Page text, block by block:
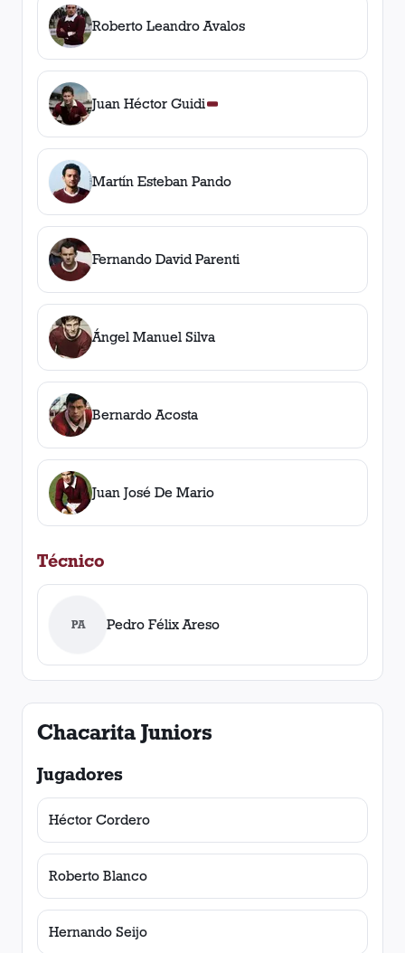
Roberto Leandro Avalos
Juan Héctor Guidi
Martín Esteban Pando
Fernando David Parenti
Ángel Manuel Silva
Bernardo Acosta
Juan José De Mario
Técnico
PA Pedro Félix Areso
Chacarita Juniors
Jugadores
Héctor Cordero
Roberto Blanco
Hernando Seijo